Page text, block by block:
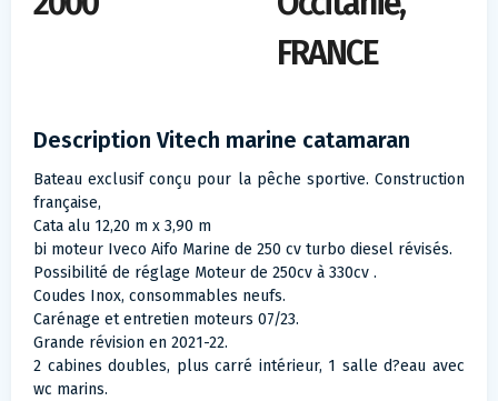
FRANCE
Description Vitech marine catamaran
Bateau exclusif conçu pour la pêche sportive. Construction
française,
Cata alu 12,20 m x 3,90 m
bi moteur Iveco Aifo Marine de 250 cv turbo diesel révisés.
Possibilité de réglage Moteur de 250cv à 330cv .
Coudes Inox, consommables neufs.
Carénage et entretien moteurs 07/23.
Grande révision en 2021-22.
2 cabines doubles, plus carré intérieur, 1 salle d?eau avec
wc marins.